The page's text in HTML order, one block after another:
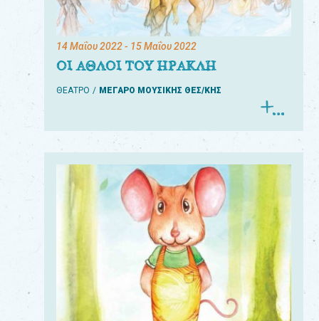
14 Μαΐου 2022- 15 Μαΐου 2022
ΟΙ ΑΘΛΟΙ ΤΟΥ ΗΡΑΚΛΗ
ΘΕΑΤΡΟ ΜΕΓΑΡΟ ΜΟΥΣΙΚΗΣ ΘΕΣ/ΚΗΣ